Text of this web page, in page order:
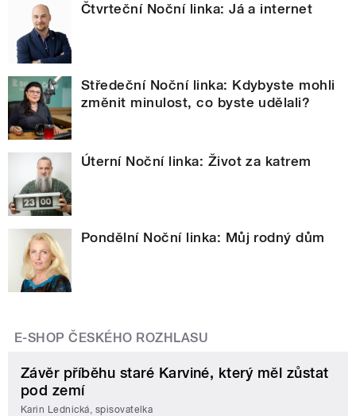
Čtvrteční Noční linka: Já a internet
Středeční Noční linka: Kdybyste mohli
změnit minulost, co byste udělali?
Úterní Noční linka: Život za katrem
Pondělní Noční linka: Můj rodný dům
E-SHOP ČESKÉHO ROZHLASU
Závěr příběhu staré Karviné, který měl zůstat
pod zemí
Karin Lednická, spisovatelka